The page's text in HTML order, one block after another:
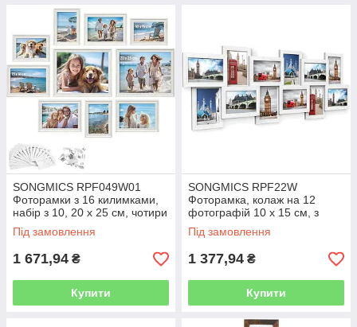
SONGMICS RPF049W01
Фоторамки з 16 килимками,
набір з 10, 20 x 25 см, чотири
рамки 4 x 6, для
підвішування або настільного
Під замовлення
1 671,94 ₴
Купити
SONGMICS RPF22W
Фоторамка, колаж на 12
фотографій 10 х 15 см, з
МДФ, необхідна збірка,
новорічна, біла, з візерунком
Під замовлення
1 377,94 ₴
Купити